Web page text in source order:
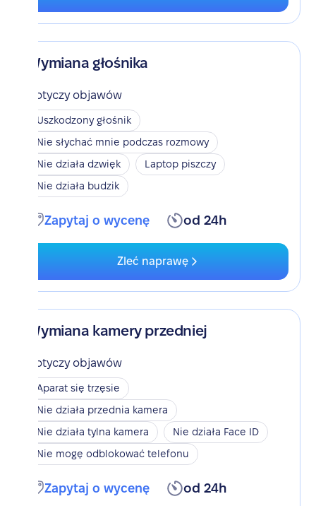
Wymiana głośnika
Dotyczy objawów
Uszkodzony głośnik
Nie słychać mnie podczas rozmowy
Nie działa dzwięk
Laptop piszczy
Nie działa budzik
Zapytaj o wycenę od 24h
Zleć naprawę
Wymiana kamery przedniej
Dotyczy objawów
Aparat się trzęsie
Nie działa przednia kamera
Nie działa tylna kamera
Nie działa Face ID
Nie mogę odblokować telefonu
Zapytaj o wycenę od 24h